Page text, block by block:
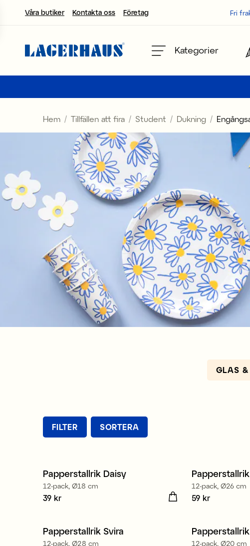
Våra butiker Kontakta oss Företag Fri
Kategorier
Välj språk / valuta
FI / EUR
NO / NKR
Hem Tillfällen att fira Student Dukning
GLAS &
FILTER SORTERA
Papperstallrik Daisy
12-pack, Ø18 cm
Pris:
39 kr
12-pack, Ø26 cm
Pris:
59 kr
Papperstallrik Svira
12-pack, Ø28 cm 12-pack, Ø20 cm